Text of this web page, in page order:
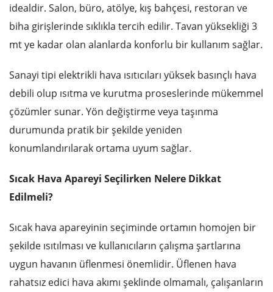
idealdir. Salon, büro, atölye, kış bahçesi, restoran ve
biha girişlerinde sıklıkla tercih edilir. Tavan yüksekliği 3
mt ye kadar olan alanlarda konforlu bir kullanım sağlar.
Sanayi tipi elektrikli hava ısıtıcıları yüksek basınçlı hava
debili olup ısıtma ve kurutma proseslerinde mükemmel
çözümler sunar. Yön değiştirme veya taşınma
durumunda pratik bir şekilde yeniden
konumlandırılarak ortama uyum sağlar.
Sıcak Hava Apareyi Seçilirken Nelere Dikkat
Edilmeli?
Sıcak hava apareyinin seçiminde ortamın homojen bir
şekilde ısıtılması ve kullanıcıların çalışma şartlarına
uygun havanın üflenmesi önemlidir. Üflenen hava
rahatsız edici hava akımı şeklinde olmamalı, çalışanların